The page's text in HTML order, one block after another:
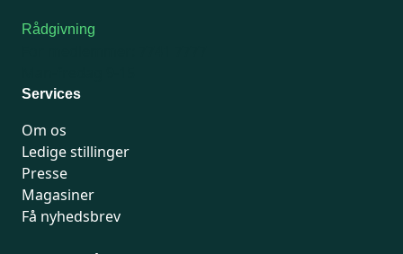
Rådgivning
Services
Om os
Ledige stillinger
Presse
Magasiner
Få nyhedsbrev